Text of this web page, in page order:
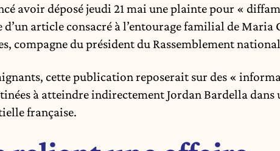
avoir déposé jeudi 21 mai une plainte pour «
d’un article consacré à l’entourage familial de Maria
compagnedu président du Rassemblement
cette publication reposerait sur des «
à atteindre indirectement Jordan Bardella dans
française.